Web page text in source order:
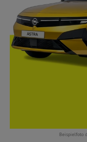
Beispielfoto